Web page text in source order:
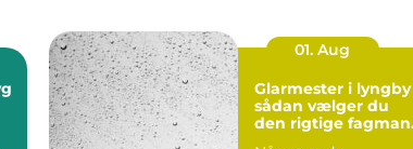
01. Aug
Glarmester i lyngby
sådan vælger du
den rigtige